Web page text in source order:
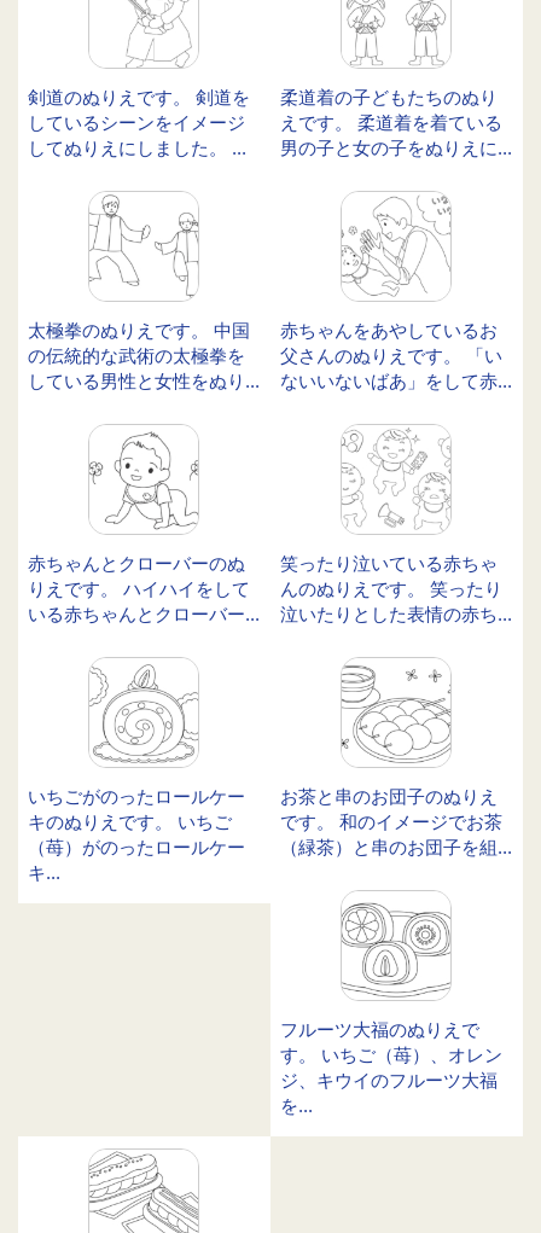
剣道のぬりえです。 剣道を
しているシーンをイメージ
してぬりえにしました。 ...
柔道着の子どもたちのぬり
えです。 柔道着を着ている
男の子と女の子をぬりえに...
太極拳のぬりえです。 中国
の伝統的な武術の太極拳を
している男性と女性をぬり...
赤ちゃんをあやしているお
父さんのぬりえです。 「い
ないいないばあ」をして赤...
赤ちゃんとクローバーのぬ
りえです。 ハイハイをして
いる赤ちゃんとクローバー...
笑ったり泣いている赤ちゃ
んのぬりえです。 笑ったり
泣いたりとした表情の赤ち...
いちごがのったロールケー
キのぬりえです。 いちご
（苺）がのったロールケー
キ...
お茶と串のお団子のぬりえ
です。 和のイメージでお茶
（緑茶）と串のお団子を組...
フルーツ大福のぬりえで
す。 いちご（苺）、オレン
ジ、キウイのフルーツ大福
を...